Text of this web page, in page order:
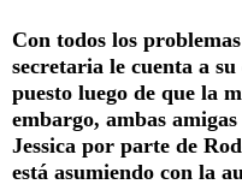
Con todos los
secretaria le cuenta a
puesto luego de que la
embargo, ambas
Jessica por parte de
está asumiendo con la